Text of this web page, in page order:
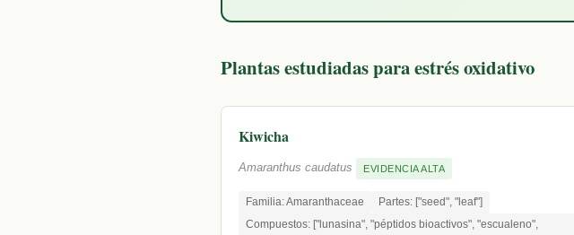
Plantas estudiadas para estrés oxidativo
Kiwicha
Amaranthus caudatus EVIDENCIA ALTA
Familia: Amaranthaceae
Partes: ["seed", "leaf"]
Compuestos: ["lunasina", "péptidos bioactivos", "escualeno",